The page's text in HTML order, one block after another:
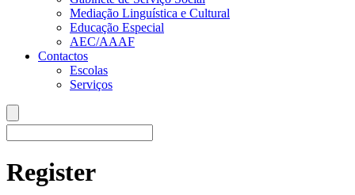
Mediação Linguística e Cultural
Educação Especial
AEC/AAAF
Contactos
Escolas
Serviços
Register